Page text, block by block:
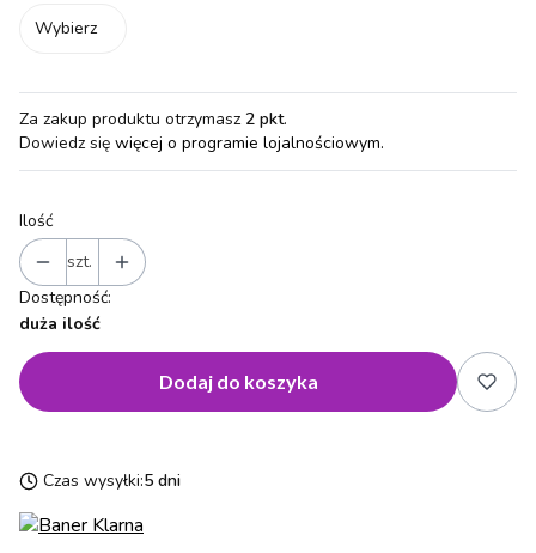
Wybierz
Za zakup produktu otrzymasz 2 pkt.
Dowiedz się więcej o programie lojalnościowym.
Ilość
szt.
Dostępność:
duża ilość
Dodaj do koszyka
Czas wysyłki:5 dni